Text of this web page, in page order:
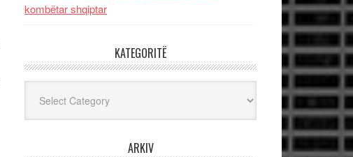
kombëtar shqiptar
KATEGORITË
ARKIV